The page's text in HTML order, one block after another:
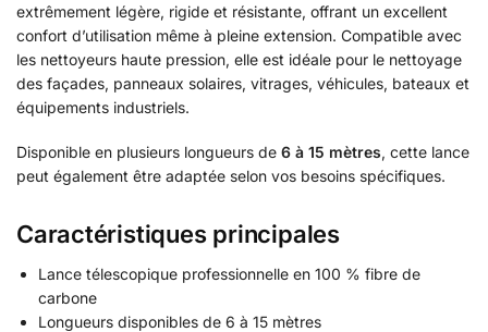
extrêmement légère, rigide et résistante, offrant un excellent
confort d’utilisation même à pleine extension. Compatible avec
les nettoyeurs haute pression, elle est idéale pour le nettoyage
des façades, panneaux solaires, vitrages, véhicules, bateaux et
équipements industriels.
Disponible en plusieurs longueurs de 6 à 15 mètres, cette lance
peut également être adaptée selon vos besoins spécifiques.
Caractéristiques principales
Lance télescopique professionnelle en 100 % fibre de
carbone
Longueurs disponibles de 6 à 15 mètres